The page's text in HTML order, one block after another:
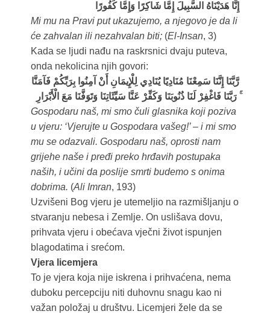
إِنَّا هَدَيْنَاهُ السَّبِيلَ إِمَّا شَاكِرًا وَإِمَّا كَفُورًا
Mi mu na Pravi put ukazujemo, a njegovo je da li
će zahvalan ili nezahvalan biti;(El-Insan, 3)
Kada se ljudi nađu na raskrsnici dvaju puteva,
onda nekolicina njih govori:
رَّبَّنَا إِنَّنَا سَمِعْنَا مُنَادِيًا يُنَادِي لِلْإِيمَانِ أَنْ آمِنُوا بِرَبِّكُمْ فَآمَنَّا
ۚ رَبَّنَا فَاغْفِرْ لَنَا ذُنُوبَنَا وَكَفِّرْ عَنَّا سَيِّئَاتِنَا وَتَوَفَّنَا مَعَ الْأَبْرَارِ
Gospodaru naš, mi smo čuli glasnika koji poziva
u vjeru: ‘Vjerujte u Gospodara vašeg!’ – i mi smo
mu se odazvali. Gospodaru naš, oprosti nam
grijehe naše i pređi preko hrđavih postupaka
naših, i učini da poslije smrti budemo s onima
dobrima. (Ali Imran, 193)
Uzvišeni Bog vjeru je utemeljio na razmišljanju o
stvaranju nebesa i Zemlje. On uslišava dovu,
prihvata vjeru i obećava vječni život ispunjen
blagodatima i srećom.
Vjera licemjera
To je vjera koja nije iskrena i prihvaćena, nema
duboku percepciju niti duhovnu snagu kao ni
važan položaj u društvu. Licemjeri žele da se